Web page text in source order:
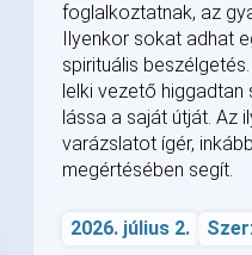
foglalkoztatnak, az
Ilyenkor sokat adhat
spirituális
lelki vezető
lássa a saját útját. Az
varázslatot ígér,
megértésében segít.
2026. július 2.